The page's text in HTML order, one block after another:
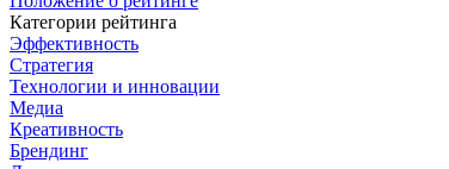
Категории рейтинга
Эффективность
Стратегия
Технологии и инновации
Медиа
Креативность
Брендинг